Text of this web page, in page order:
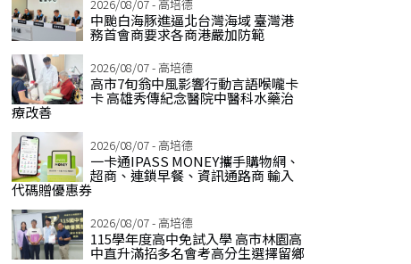
2026/08/07 - 高培德
中颱白海豚進逼北台灣海域 臺灣港
務首會商要求各商港嚴加防範
2026/08/07 - 高培德
高市7旬翁中風影響行動言語喉嚨卡
卡 高雄秀傳紀念醫院中醫科水藥治
療改善
2026/08/07 - 高培德
一卡通IPASS MONEY攜手購物網、
超商、連鎖早餐、資訊通路商 輸入
代碼贈優惠券
2026/08/07 - 高培德
115學年度高中免試入學 高市林園高
中直升滿招多名會考高分生選擇留鄉